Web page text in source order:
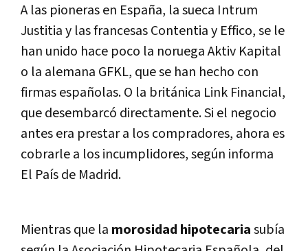
A las pioneras en España, la sueca Intrum
Justitia y las francesas Contentia y Effico, se le
han unido hace poco la noruega Aktiv Kapital
o la alemana GFKL, que se han hecho con
firmas españolas. O la británica Link Financial,
que desembarcó directamente. Si el negocio
antes era prestar a los compradores, ahora es
cobrarle a los incumplidores, según informa
El Paí­s de Madrid.
Mientras que la morosidad hipotecariasubí­a